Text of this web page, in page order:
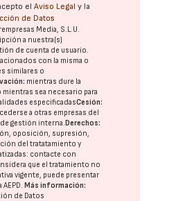
elAviso Legal y la
de Datos
Media, S.L.U.
a nuestra(s)
de cuenta de usuario.
con la misma o
similares o
mientras dure la
sea necesario para
especificadasCesión:
a otras empresas del
gestión interna.Derechos:
oposición, supresión,
del tratatamiento y
contacte con
que el tratamiento no
vigente, puede presentar
AEPD.Más información:
de Datos